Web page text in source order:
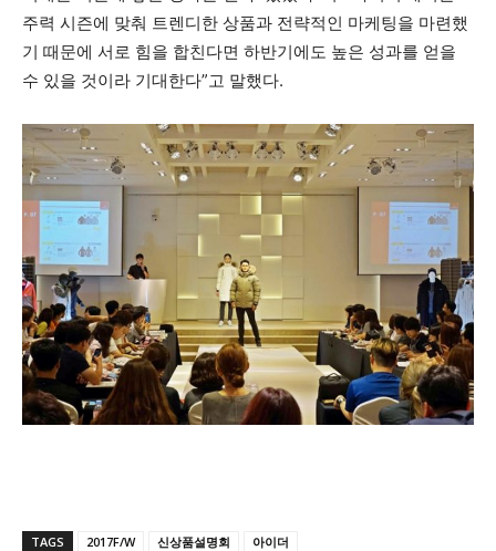
주력 시즌에 맞춰 트렌디한 상품과 전략적인 마케팅을 마련했
기 때문에 서로 힘을 합친다면 하반기에도 높은 성과를 얻을
수 있을 것이라 기대한다”고 말했다.
TAGS 2017F/W 신상품설명회 아이더